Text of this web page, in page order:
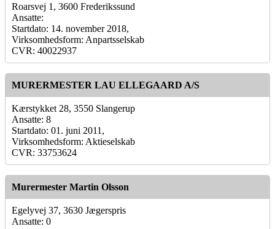
Roarsvej 1, 3600 Frederikssund
Ansatte:
Startdato: 14. november 2018,
Virksomhedsform: Anpartsselskab
CVR: 40022937
MURERMESTER LAU ELLEGAARD A/S
Kærstykket 28, 3550 Slangerup
Ansatte: 8
Startdato: 01. juni 2011,
Virksomhedsform: Aktieselskab
CVR: 33753624
Murermester Martin Olsson
Egelyvej 37, 3630 Jægerspris
Ansatte: 0